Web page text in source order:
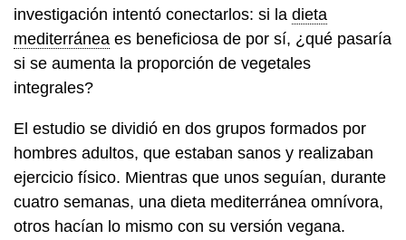
investigación intentó conectarlos: si la dieta
mediterránea es beneficiosa de por sí, ¿qué pasaría
si se aumenta la proporción de vegetales
integrales?
El estudio se dividió en dos grupos formados por
hombres adultos, que estaban sanos y realizaban
ejercicio físico. Mientras que unos seguían, durante
cuatro semanas, una dieta mediterránea omnívora,
otros hacían lo mismo con su versión vegana.